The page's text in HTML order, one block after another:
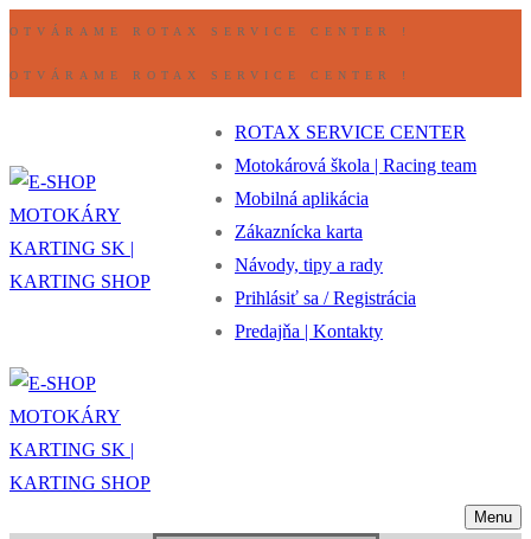
Preskočiť
Ponuka
Zavrieť
OTVÁRAME ROTAX SERVICE CENTER !
OTVÁRAME ROTAX SERVICE CENTER !
ROTAX SERVICE CENTER
Motokárová škola | Racing team
Mobilná aplikácia
Zákaznícka karta
Návody, tipy a rady
Prihlásiť sa / Registrácia
Predajňa | Kontakty
Menu